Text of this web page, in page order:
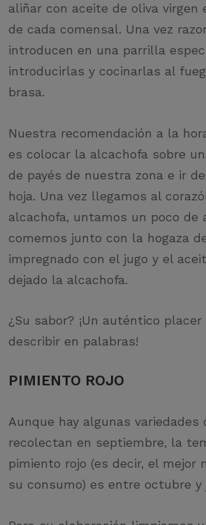
aliñar con aceite de oliva virgen
de cada comensal. Una vez
introducen en una parrilla
introducirlas y cocinarlas al
brasa.
Nuestra recomendación a la
es colocar la alcachofa sobre
de payés de nuestra zona e ir
hoja. Una vez llegamos al
alcachofa, untamos un poco de
comemos junto con la hogaza
impregnado con el jugo y el
dejado la alcachofa.
¿Su sabor? ¡Un auténtico
describir en palabras!
PIMIENTO ROJO
Aunque hay algunas variedades
recolectan en septiembre, la
pimiento rojo (es decir, el mejor
su consumo) es entre octubre y